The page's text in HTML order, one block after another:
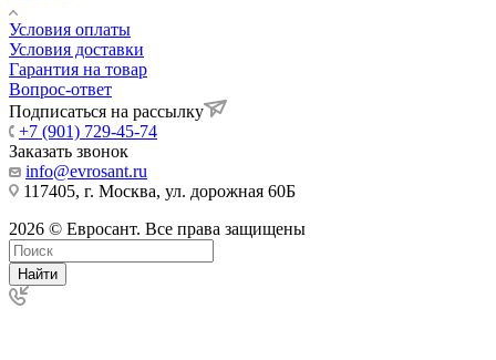
Условия оплаты
Условия доставки
Гарантия на товар
Вопрос-ответ
Подписаться на рассылку
+7 (901) 729-45-74
Заказать звонок
info@evrosant.ru
117405, г. Москва, ул. дорожная 60Б
2026 © Евросант. Все права защищены
Найти